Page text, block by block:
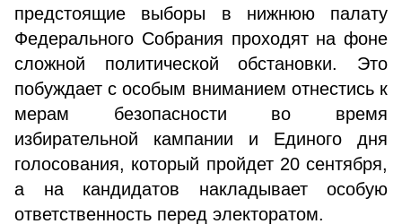
предстоящие выборы в нижнюю палату
Федерального Собрания проходят на фоне
сложной политической обстановки. Это
побуждает с особым вниманием отнестись к
мерам безопасности во время
избирательной кампании и Единого дня
голосования, который пройдет 20 сентября,
а на кандидатов накладывает особую
ответственность перед электоратом.